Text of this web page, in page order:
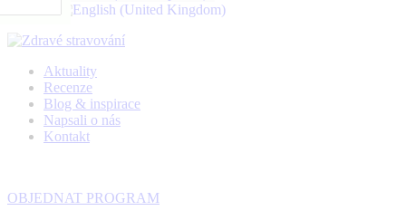
Aktuality
Recenze
Blog & inspirace
Napsali o nás
Kontakt
OBJEDNAT PROGRAM